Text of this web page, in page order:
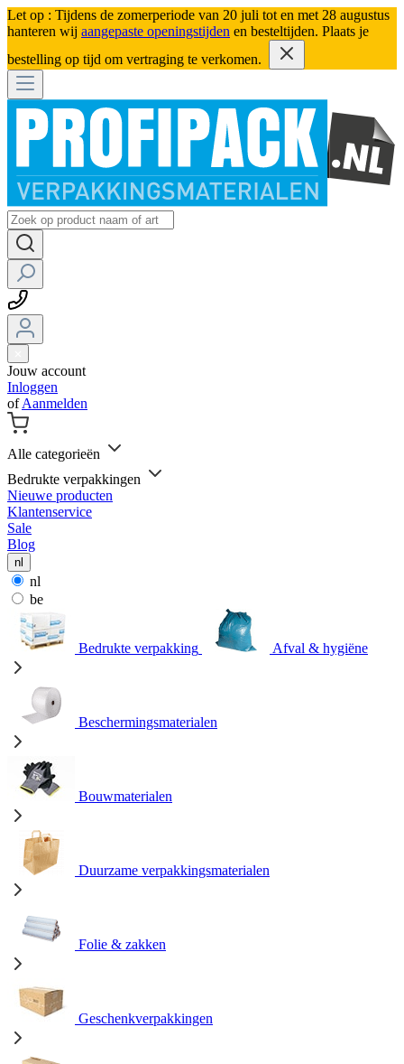
Let op : Tijdens de zomerperiode van 20 juli tot en met 28 augustus
hanteren wij aangepaste openingstijden en besteltijden. Plaats je
bestelling op tijd om vertraging te verkomen.
Jouw account
Inloggen
ofAanmelden
Alle categorieën
Bedrukte verpakkingen
Nieuwe producten
Klantenservice
Sale
Blog
nl
nl
be
Bedrukte verpakking Afval & hygiëne
Beschermingsmaterialen
Bouwmaterialen
Duurzame verpakkingsmaterialen
Folie & zakken
Geschenkverpakkingen